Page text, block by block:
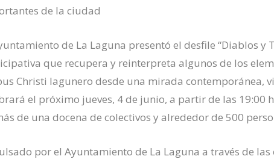
de la ciudad
de La Laguna presentó el desfile “Diablos y
que recupera y reinterpreta algunos de los
Christi lagunero desde una mirada contemporánea,
el próximo jueves, 4 de junio, a partir de las 19:00
de una docena de colectivos y alrededor de 500
por el Ayuntamiento de La Laguna a través de